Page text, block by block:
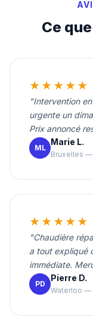
Ce
★★★★★
"Intervention
urgente un
Prix annoncé
ML
Marie L.
Bruxelles —
★★★★★
"Chaudière
a tout expliqué
immédiate.
PD
Pierre D.
Waterloo —